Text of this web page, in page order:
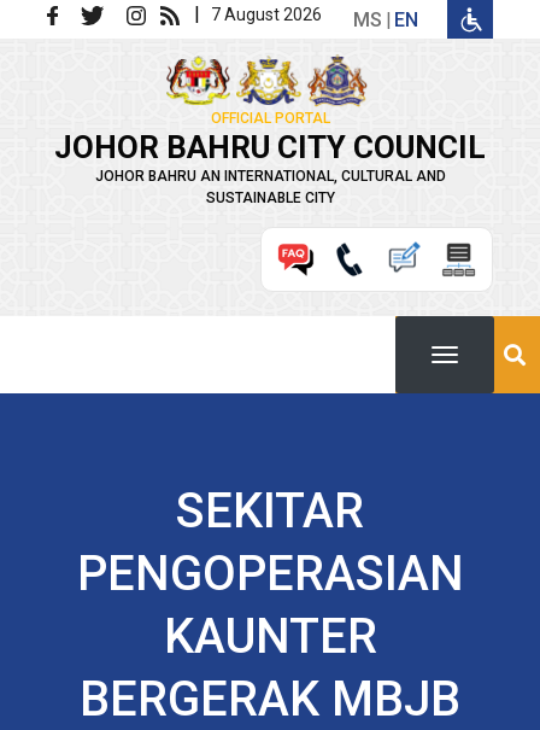
Skip to main content | 7 August 2026 MS EN
OFFICIAL PORTAL
JOHOR BAHRU CITY COUNCIL
JOHOR BAHRU AN INTERNATIONAL, CULTURAL AND
SUSTAINABLE CITY
SEKITAR
PENGOPERASIAN
KAUNTER
BERGERAK MBJB